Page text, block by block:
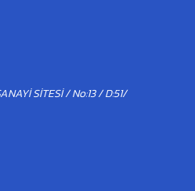
SİTESİ / No:13 / D:51/